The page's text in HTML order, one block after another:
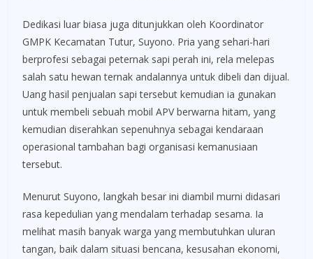
Dedikasi luar biasa juga ditunjukkan oleh Koordinator
GMPK Kecamatan Tutur, Suyono. Pria yang sehari-hari
berprofesi sebagai peternak sapi perah ini, rela melepas
salah satu hewan ternak andalannya untuk dibeli dan dijual.
Uang hasil penjualan sapi tersebut kemudian ia gunakan
untuk membeli sebuah mobil APV berwarna hitam, yang
kemudian diserahkan sepenuhnya sebagai kendaraan
operasional tambahan bagi organisasi kemanusiaan
tersebut.
Menurut Suyono, langkah besar ini diambil murni didasari
rasa kepedulian yang mendalam terhadap sesama. Ia
melihat masih banyak warga yang membutuhkan uluran
tangan, baik dalam situasi bencana, kesusahan ekonomi,